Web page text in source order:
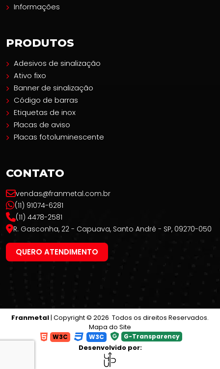
Informações
PRODUTOS
Adesivos de sinalização
Ativo fixo
Banner de sinalização
Código de barras
Etiquetas de inox
Placas de aviso
Placas fotoluminescente
CONTATO
vendas@franmetal.com.br
(11) 91074-6281
(11) 4478-2581
R. Gasconha, 22 - Capuava, Santo André - SP, 09270-050
QUERO ATENDIMENTO
Franmetal| Copyright © 2026 Todos os direitos Reservados.
Mapa do Site
W3C W3C G-Transparency
Desenvolvido por: